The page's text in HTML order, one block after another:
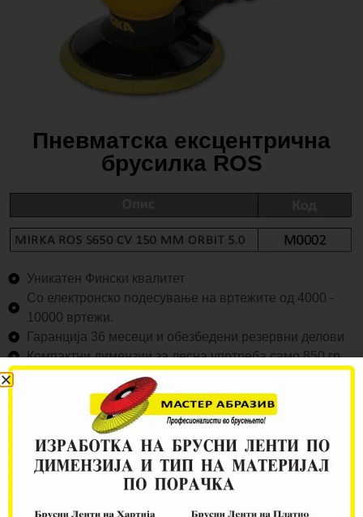
Пневматска ексцентрична
брусилка ROS
Уникатен Фински квалитет
Со електронско подесување на вртежите од 4000 -
10000 вртежи.
Гаранција 36 месеци и обезбедени резервни делови
Компактни димензии за лесна употреба само 850 гр.
Голема моќност 500 watt / Дијаметар Ф150
Ексцентар 5 мм.
Во пакување од 1 пар.